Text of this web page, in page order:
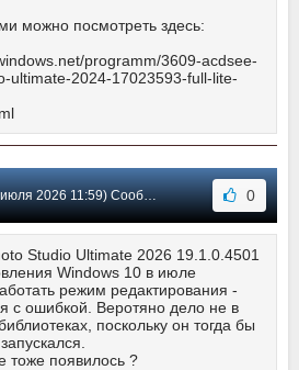
можно посмотреть здесь:
programm/3609-acdsee-
ultimate-2024-17023593-full-lite-
2026 11:59) Сообщение #1356 0
Studio Ultimate 2026 19.1.0.4501
Windows 10 в июле
режим редактирования -
с ошибкой. Веротяно дело не в
поскольку он тогда бы
тоже появилось ?